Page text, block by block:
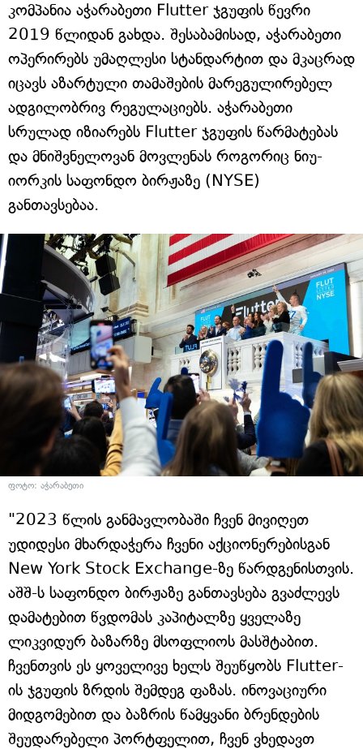
კომპანია აჭარაბეთი Flutter ჯგუფის წევრი
2019 წლიდან გახდა. შესაბამისად, აჭარაბეთი
ოპერირებს უმაღლესი სტანდარტით და მკაცრად
იცავს აზარტული თამაშების მარეგულირებელ
ადგილობრივ რეგულაციებს. აჭარაბეთი
სრულად იზიარებს Flutter ჯგუფის წარმატებას
და მნიშვნელოვან მოვლენას როგორიც ნიუ-
იორკის საფონდო ბირჟაზე (NYSE)
განთავსებაა.
ფოტო: აჭარაბეთი
"2023 წლის განმავლობაში ჩვენ მივიღეთ
უდიდესი მხარდაჭერა ჩვენი აქციონერებისგან
New York Stock Exchange-ზე წარდგენისთვის.
აშშ-ს საფონდო ბირჟაზე განთავსება გვაძლევს
დამატებით წვდომას კაპიტალზე ყველაზე
ლიკვიდურ ბაზარზე მსოფლიოს მასშტაბით.
ჩვენთვის ეს ყოველივე ხელს შეუწყობს Flutter-
ის ჯგუფის ზრდის შემდეგ ფაზას. ინოვაციური
მიდგომებით და ბაზრის წამყვანი ბრენდების
შეუდარებელი პორტფელით, ჩვენ ვხედავთ